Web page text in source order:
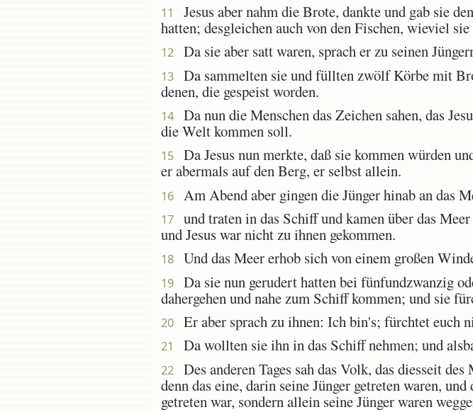
11
Jesus aber nahm die Brote, dankte und gab sie
hatten; desgleichen auch von den Fischen, wieviel
12 Da sie aber satt waren, sprach er zu seinen
13
Da sammelten sie und füllten zwölf Körbe mit
denen, die gespeist worden.
14
Da nun die Menschen das Zeichen sahen, das
die Welt kommen soll.
15
Da Jesus nun merkte, daß sie kommen würden
er abermals auf den Berg, er selbst allein.
16 Am Abend aber gingen die Jünger hinab an das
17
und traten in das Schiff und kamen über das
und Jesus war nicht zu ihnen gekommen.
18 Und das Meer erhob sich von einem großen
19
Da sie nun gerudert hatten bei fünfundzwanzig
dahergehen und nahe zum Schiff kommen; und sie
20 Er aber sprach zu ihnen: Ich bin's; fürchtet euch
21 Da wollten sie ihn in das Schiff nehmen; und
22
Des anderen Tages sah das Volk, das diesseit
denn das eine, darin seine Jünger getreten waren,
getreten war, sondern allein seine Jünger waren